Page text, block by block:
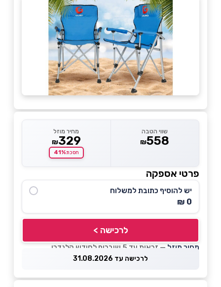
שווי הטבה
₪558
מחיר מוזל
₪329
חסכת41%
פרטי אספקה
יש להוסיף כתובת למשלוח
0 ₪
לרכישה >
מחיר מוזל — זכאות עד 5 שוברים לחודש קלנדרי
לרכישה עד 31.08.2026